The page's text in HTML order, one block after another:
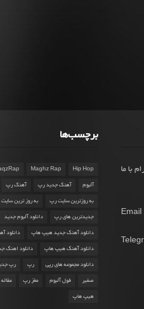
با ما
Email
برچسب‌ها
Hip Hop
Maghz Rap
آلبوم آهنگ جدید رپ آهنگ رپ
به روزترین سایت رپ به روز ترین سایت
جدیدترین های رپ دانلود آلبوم جدید
دانلود آهنگ جدید هیپ هاپ دانلود
دانلود آهنگ هیپ هاپ دانلود اهنگ
دانلود مجموعه های رپی رپ رپ
صفیر فول آلبوم مغز رپ
هیپ هاپ